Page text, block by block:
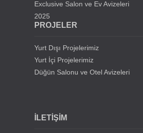
Samsun Ferah Öğrenci Yurdu Avizeleri
Samsun Derebahçe Sosyal Tesisleri
Exclusive Salon ve Ev Avizeleri
2025
PROJELER
Yurt Dışı Projelerimiz
Yurt İçi Projelerimiz
Düğün Salonu ve Otel Avizeleri
İLETİŞİM